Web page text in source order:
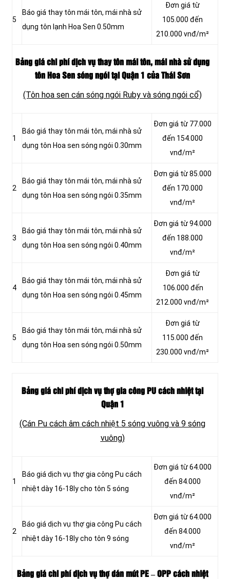
5
Báo giá thay tôn mái tôn, mái nhà sử
dụng tôn lạnh Hoa Sen 0.50mm
Đơn giá từ
105.000 đến
210.000 vnđ/m²
Bảng giá chi phí dịch vụ thay tôn mái tôn, mái nhà sử dụng
tôn Hoa Sen sóng ngói tại Quận 1 của Thái Sơn
(Tôn hoa sen cán sóng ngói Ruby và sóng ngói cổ)
1
Báo giá thay tôn mái tôn, mái nhà sử
dụng tôn Hoa sen sóng ngói 0.30mm
Đơn giá từ 77.000
đến 154.000
vnđ/m²
2
Báo giá thay tôn mái tôn, mái nhà sử
dụng tôn Hoa sen sóng ngói 0.35mm
Đơn giá từ 85.000
đến 170.000
vnđ/m²
3
Báo giá thay tôn mái tôn, mái nhà sử
dụng tôn Hoa sen sóng ngói 0.40mm
Đơn giá từ 94.000
đến 188.000
vnđ/m²
4
Báo giá thay tôn mái tôn, mái nhà sử
dụng tôn Hoa sen sóng ngói 0.45mm
Đơn giá từ
106.000 đến
212.000 vnđ/m²
5
Báo giá thay tôn mái tôn, mái nhà sử
dụng tôn Hoa sen sóng ngói 0.50mm
Đơn giá từ
115.000 đến
230.000 vnđ/m²
Bảng giá chi phí dịch vụ thợ gia công PU cách nhiệt tại
Quận 1
(Cán Pu cách âm cách nhiệt 5 sóng vuông và 9 sóng
vuông)
1
Báo giá dịch vụ thợ gia công Pu cách
nhiệt dày 16-18ly cho tôn 5 sóng
Đơn giá từ 64.000
đến 84.000
vnđ/m²
2
Báo giá dịch vụ thợ gia công Pu cách
nhiệt dày 16-18ly cho tôn 9 sóng
Đơn giá từ 64.000
đến 84.000
vnđ/m²
Bảng giá chi phí dịch vụ thợ dán mút PE – OPP cách nhiệt